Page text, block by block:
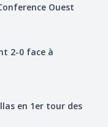
Ouest
2-0 face à
en 1er tour des